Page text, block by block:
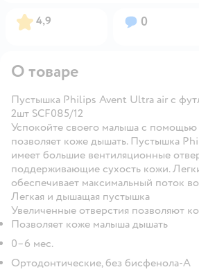
Рейтинг:
4,9 Вопросов:
0
О товаре
Пустышка Philips Avent Ultra air с
2шт SCF085/12
Успокойте своего малыша с помощью
позволяет коже дышать. Пустышка
имеет большие вентиляционные
поддерживающие сухость кожи.
обеспечивает максимальный поток
Легкая и дышащая пустышка
Увеличенные отверстия позволяют
Позволяет коже малыша дышать
0–6 мес.
Ортодонтические, без бисфенола-А